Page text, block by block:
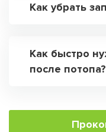
Как убрать
Как быстро
после потопа?